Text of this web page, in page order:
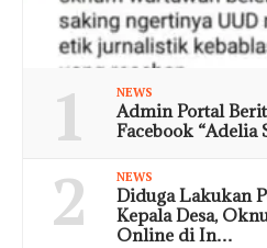
1 NEWS
Admin Portal
Facebook
2 NEWS
Diduga Lakukan
Kepala Desa,
Online di In…